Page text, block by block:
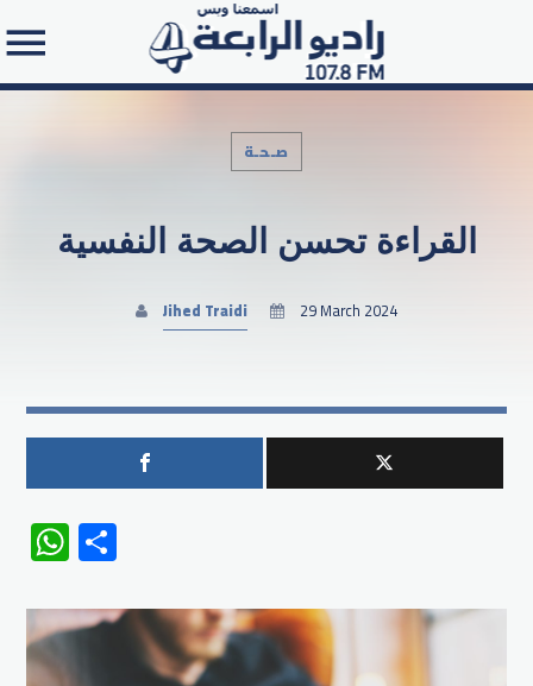
Search in the website:
صـحـة
القراءة تحسن الصحة النفسية
Jihed Traidi 29 March 2024
WhatsApp